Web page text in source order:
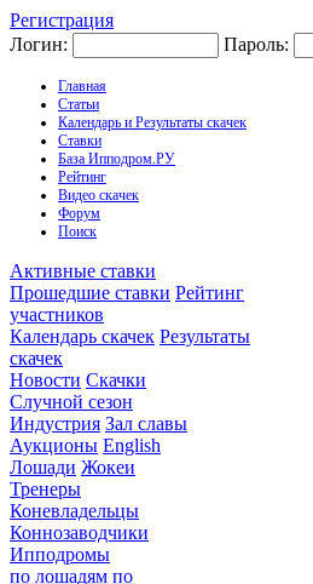
Регистрация
Логин:
Пароль:
Главная
Статьи
Календарь и Результаты скачек
Ставки
База Ипподром.РУ
Рейтинг
Видео скачек
Форум
Поиск
Активные ставки
Прошедшие ставки Рейтинг
участников
Календарь скачек Результаты
скачек
Новости Скачки
Случной сезон
Индустрия Зал славы
Аукционы English
Лошади Жокеи
Тренеры
Коневладельцы
Коннозаводчики
Ипподромы
по лошадям по